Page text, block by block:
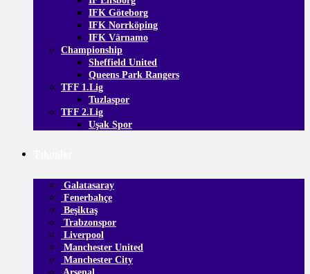
IFK Göteborg
IFK Norrköping
IFK Värnamo
Championship
Sheffield United
Queens Park Rangers
TFF 1.Lig
Tuzlaspor
TFF 2.Lig
Uşak Spor
Galatasaray
Fenerbahçe
Beşiktaş
Trabzonspor
Liverpool
Manchester United
Manchester City